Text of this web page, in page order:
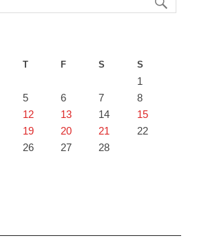
T F S S
1
5 6 7
8
12 13 14
15
19 20 21
22
26 27
28